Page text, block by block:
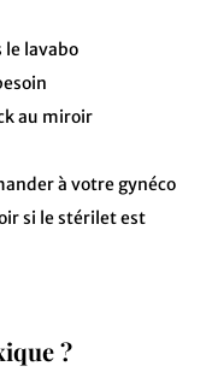
le lavabo
au miroir
à votre gynéco
si le stérilet est
?